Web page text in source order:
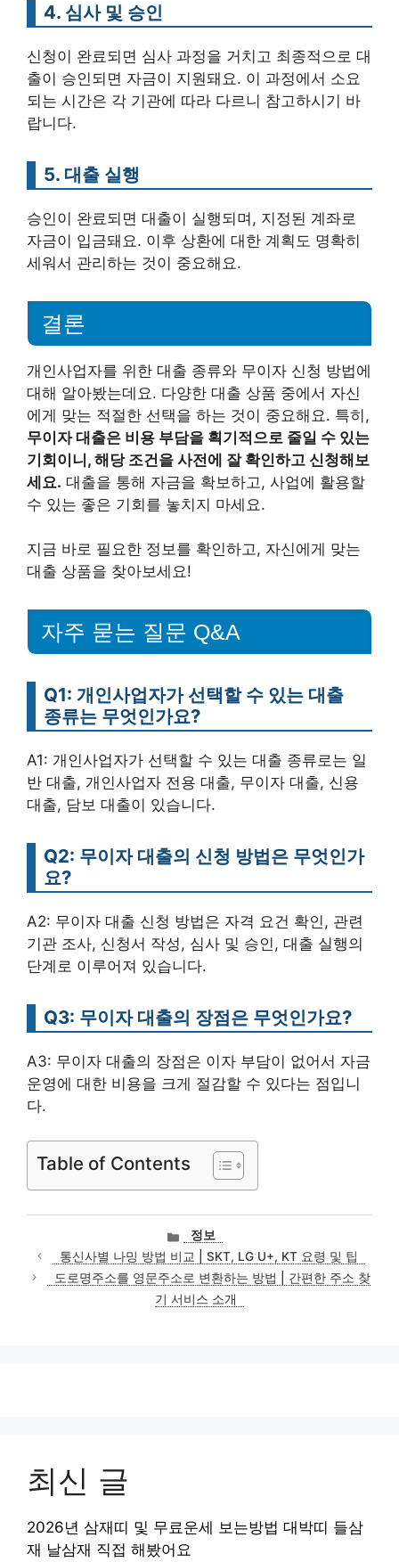
4. 심사 및 승인
신청이 완료되면 심사 과정을 거치고 최종적으로 대
출이 승인되면 자금이 지원돼요. 이 과정에서 소요
되는 시간은 각 기관에 따라 다르니 참고하시기 바
랍니다.
5. 대출 실행
승인이 완료되면 대출이 실행되며, 지정된 계좌로
자금이 입금돼요. 이후 상환에 대한 계획도 명확히
세워서 관리하는 것이 중요해요.
결론
개인사업자를 위한 대출 종류와 무이자 신청 방법에
대해 알아봤는데요. 다양한 대출 상품 중에서 자신
에게 맞는 적절한 선택을 하는 것이 중요해요. 특히,
무이자 대출은 비용 부담을 획기적으로 줄일 수 있는
기회이니, 해당 조건을 사전에 잘 확인하고 신청해보
세요. 대출을 통해 자금을 확보하고, 사업에 활용할
수 있는 좋은 기회를 놓치지 마세요.
지금 바로 필요한 정보를 확인하고, 자신에게 맞는
대출 상품을 찾아보세요!
자주 묻는 질문 Q&A
Q1: 개인사업자가 선택할 수 있는 대출
종류는 무엇인가요?
A1: 개인사업자가 선택할 수 있는 대출 종류로는 일
반 대출, 개인사업자 전용 대출, 무이자 대출, 신용
대출, 담보 대출이 있습니다.
Q2: 무이자 대출의 신청 방법은 무엇인가
요?
A2: 무이자 대출 신청 방법은 자격 요건 확인, 관련
기관 조사, 신청서 작성, 심사 및 승인, 대출 실행의
단계로 이루어져 있습니다.
Q3: 무이자 대출의 장점은 무엇인가요?
A3: 무이자 대출의 장점은 이자 부담이 없어서 자금
운영에 대한 비용을 크게 절감할 수 있다는 점입니
다.
Table of Contents
카
테
고
리
정보
통신사별 나밍 방법 비교 | SKT, LG U+, KT 요령 및 팁
도로명주소를 영문주소로 변환하는 방법 | 간편한 주소 찾
기 서비스 소개
최신 글
2026년 삼재띠 및 무료운세 보는방법 대박띠 들삼
재 날삼재 직접 해봤어요